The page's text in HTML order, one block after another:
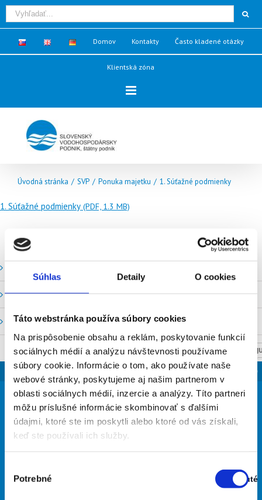
Súhlas Detaily O cookies
Táto webstránka používa súbory cookies
Na prispôsobenie obsahu a reklám, poskytovanie funkcií
sociálnych médií a analýzu návštevnosti používame
súbory cookie. Informácie o tom, ako používate naše
webové stránky, poskytujeme aj našim partnerom v
oblasti sociálnych médií, inzercie a analýzy. Títo partneri
môžu príslušné informácie skombinovať s ďalšími
údajmi, ktoré ste im poskytli alebo ktoré od vás získali,
keď ste používali ich služby.
súhlasu
Potrebné Zapnuté
Stav:
Domov Kontakty Často kladené otázky
Klientská zóna
Úvodná stránka / SVP / Ponuka majetku / 1. Súťažné podmienky
1. Súťažné podmienky (PDF, 1.3 MB)
Stavy a prietoky SVP, š. p.
Mapový portál
SLOVENSKO
NASTAV
31°
takmer jasno
41% Vlhkosť vzduchu: